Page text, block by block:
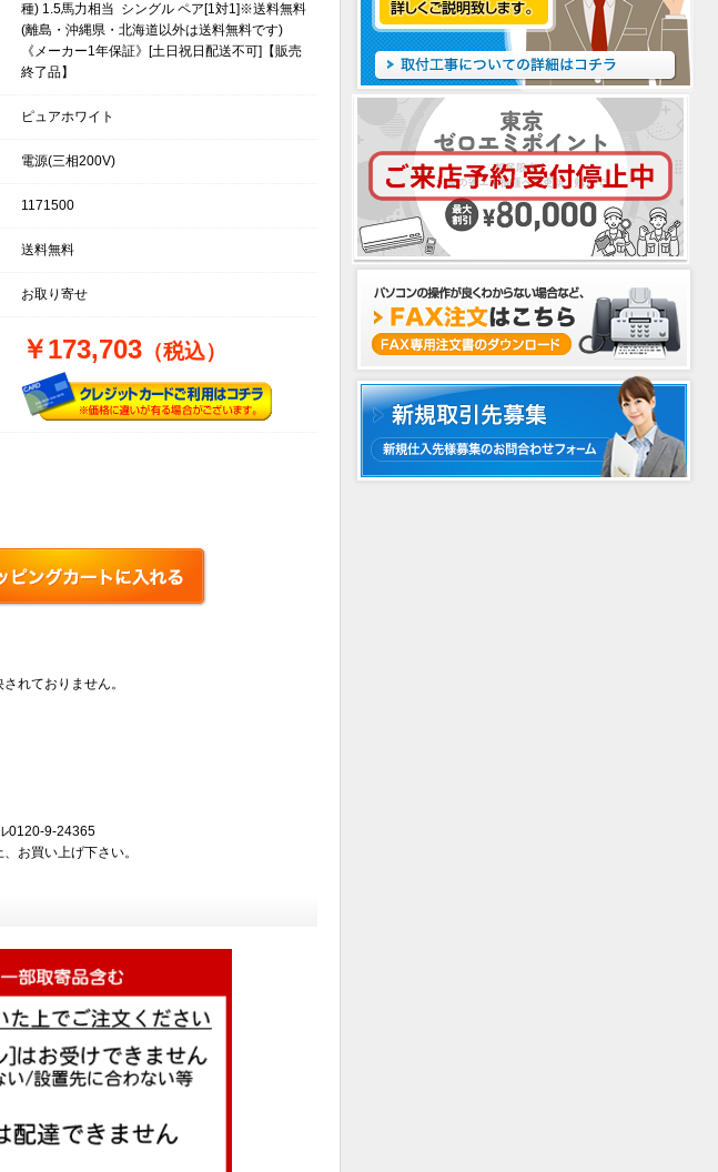
種) 1.5馬力相当 シングル ペア[1対1]※送料無料
(離島・沖縄県・北海道以外は送料無料です)
《メーカー1年保証》[土日祝日配送不可]【販売
終了品】
ピュアホワイト
電源(三相200V)
1171500
送料無料
お取り寄せ
￥173,703 （税込）
れておりません。
0120-9-24365
お買い上げ下さい。